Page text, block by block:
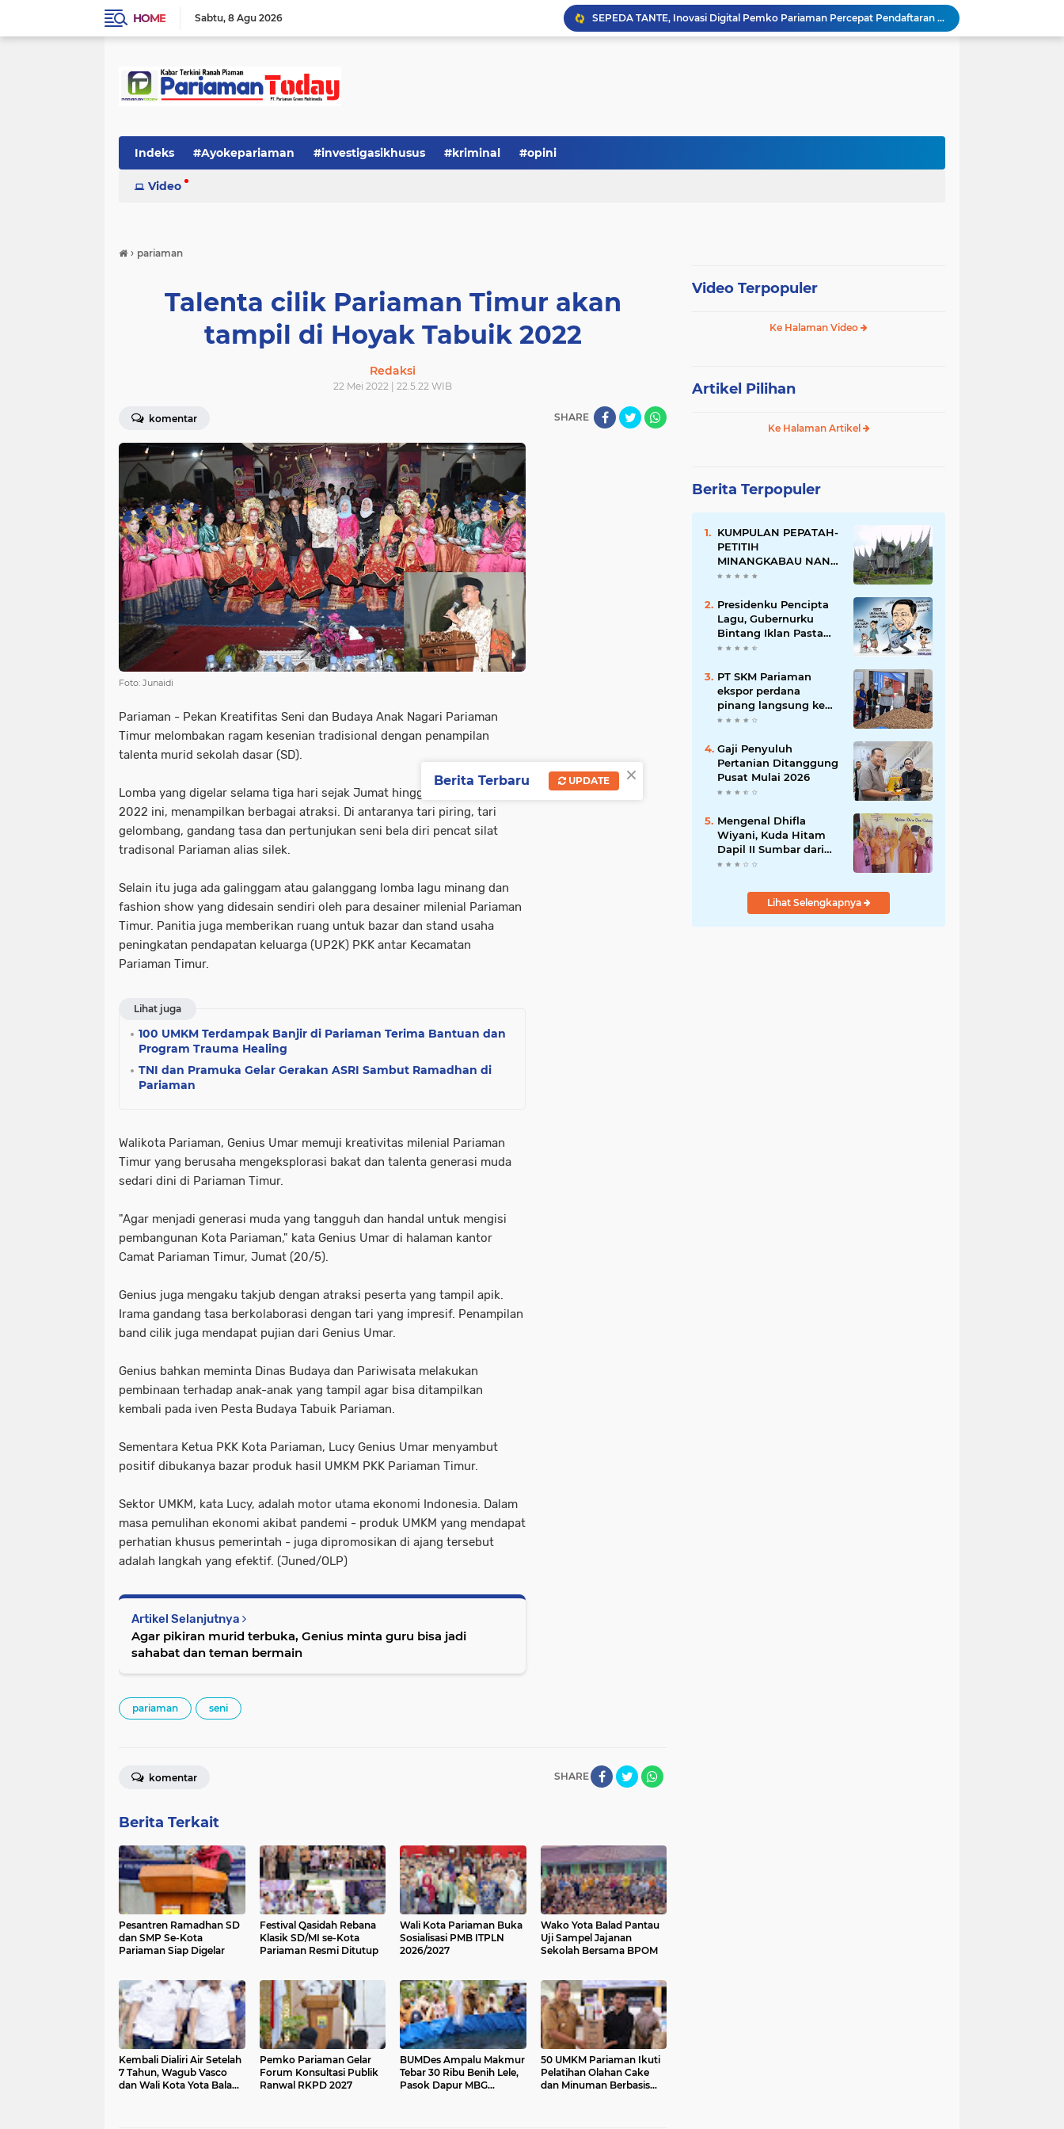
HOME Sabtu 8 Agu 2026
SEPEDA TANTE, Inovasi Digital Pemko Pariaman Percepat Pendaftaran Tanda Tangan Elektronik
Tingkatkan Mutu Pelayanan, Pemko Pariaman Gandeng RSUP Dr. M. Djamil Padang
Pemkot Pariaman Mulai Pusdiklat Paskibraka 2026, Wali Kota Tekankan Pentingnya Disiplin
Indeks #Ayokepariaman #investigasikhusus #kriminal #opini
Video
› pariaman
Talenta cilik Pariaman Timur akan
tampil di Hoyak Tabuik 2022
Redaksi
22 Mei 2022 | 22.5.22 WIB
komentar SHARE
Foto: Junaidi
Pariaman - Pekan Kreatifitas Seni dan Budaya Anak Nagari Pariaman
Timur melombakan ragam kesenian tradisional dengan penampilan
talenta murid sekolah dasar (SD).
Lomba yang digelar selama tiga hari sejak Jumat hingga Minggu 22 Mei
2022 ini, menampilkan berbagai atraksi. Di antaranya tari piring, tari
gelombang, gandang tasa dan pertunjukan seni bela diri pencat silat
tradisonal Pariaman alias silek.
Selain itu juga ada galinggam atau galanggang lomba lagu minang dan
fashion show yang didesain sendiri oleh para desainer milenial Pariaman
Timur. Panitia juga memberikan ruang untuk bazar dan stand usaha
peningkatan pendapatan keluarga (UP2K) PKK antar Kecamatan
Pariaman Timur.
Lihat juga
100 UMKM Terdampak Banjir di Pariaman Terima Bantuan dan
Program Trauma Healing
TNI dan Pramuka Gelar Gerakan ASRI Sambut Ramadhan di
Pariaman
Walikota Pariaman, Genius Umar memuji kreativitas milenial Pariaman
Timur yang berusaha mengeksplorasi bakat dan talenta generasi muda
sedari dini di Pariaman Timur.
"Agar menjadi generasi muda yang tangguh dan handal untuk mengisi
pembangunan Kota Pariaman," kata Genius Umar di halaman kantor
Camat Pariaman Timur, Jumat (20/5).
Genius juga mengaku takjub dengan atraksi peserta yang tampil apik.
Irama gandang tasa berkolaborasi dengan tari yang impresif. Penampilan
band cilik juga mendapat pujian dari Genius Umar.
Genius bahkan meminta Dinas Budaya dan Pariwisata melakukan
pembinaan terhadap anak-anak yang tampil agar bisa ditampilkan
kembali pada iven Pesta Budaya Tabuik Pariaman.
Sementara Ketua PKK Kota Pariaman, Lucy Genius Umar menyambut
positif dibukanya bazar produk hasil UMKM PKK Pariaman Timur.
Sektor UMKM, kata Lucy, adalah motor utama ekonomi Indonesia. Dalam
masa pemulihan ekonomi akibat pandemi - produk UMKM yang mendapat
perhatian khusus pemerintah - juga dipromosikan di ajang tersebut
adalah langkah yang efektif. (Juned/OLP)
Artikel Selanjutnya
Agar pikiran murid terbuka, Genius minta guru bisa jadi
sahabat dan teman bermain
pariaman seni
SHARE
komentar
Berita Terkait
Pesantren Ramadhan SD
dan SMP Se-Kota
Pariaman Siap Digelar
Festival Qasidah Rebana
Klasik SD/MI se-Kota
Pariaman Resmi Ditutup
Wali Kota Pariaman Buka
Sosialisasi PMB ITPLN
2026/2027
Wako Yota Balad Pantau
Uji Sampel Jajanan
Sekolah Bersama BPOM
Kembali Dialiri Air Setelah
7 Tahun, Wagub Vasco
dan Wali Kota Yota Balad
Pemko Pariaman Gelar
Forum Konsultasi Publik
Ranwal RKPD 2027
BUMDes Ampalu Makmur
Tebar 30 Ribu Benih Lele,
Pasok Dapur MBG
50 UMKM Pariaman Ikuti
Pelatihan Olahan Cake
dan Minuman Berbasis
Video Terpopuler
Ke Halaman Video
Artikel Pilihan
Ke Halaman Artikel
Berita Terpopuler
KUMPULAN PEPATAH-
PETITIH
MINANGKABAU NAN
ELOK
Presidenku Pencipta
Lagu, Gubernurku
Bintang Iklan Pasta
Gigi
PT SKM Pariaman
ekspor perdana
pinang langsung ke
India
Gaji Penyuluh
Pertanian Ditanggung
Pusat Mulai 2026
Mengenal Dhifla
Wiyani, Kuda Hitam
Dapil II Sumbar dari
Golkar
Lihat Selengkapnya
×
Berita Terbaru UPDATE